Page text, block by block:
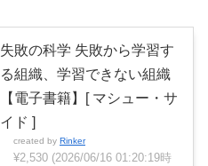
失敗の科学 失敗から学習す
る組織、学習できない組織
【電子書籍】[ マシュー・サ
イド ]
created by Rinker
¥2,530 (2026/06/16 01:20:19時